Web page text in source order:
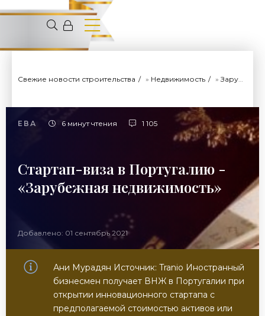
Свежие новости строительства » Недвижимость »Зарубежная недвижимость
ЕВА 6 минут чтения 1 105
Стартап-виза в Португалию -
«Зарубежная недвижимость»
Добавлено: 01 сентябрь 2021
Ани Мурадян Источник: Tranio Иностранный
бизнесмен получает ВНЖ в Португалии при
открытии инновационного стартапа с
предполагаемой стоимостью активов или